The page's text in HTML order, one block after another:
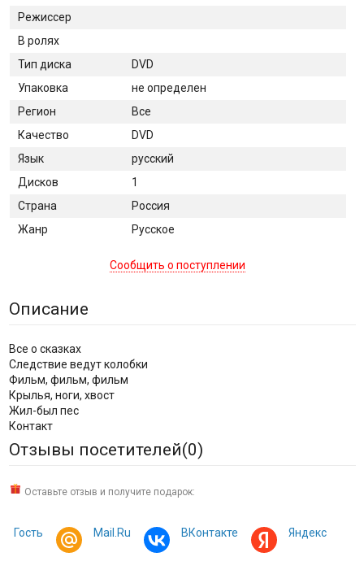
Режиссер
В ролях
Тип диска
DVD
Упаковка
не определен
Регион
Все
Качество
DVD
Язык
русский
Дисков
1
Страна
Россия
Жанр
Русское
Сообщить о поступлении
Описание
Все о сказках
Следствие ведут колобки
Фильм, фильм, фильм
Крылья, ноги, хвост
Жил-был пес
Контакт
Отзывы посетителей(0)
Оставьте отзыв и получите подарок:
Гость Mail.Ru ВКонтакте Яндекс